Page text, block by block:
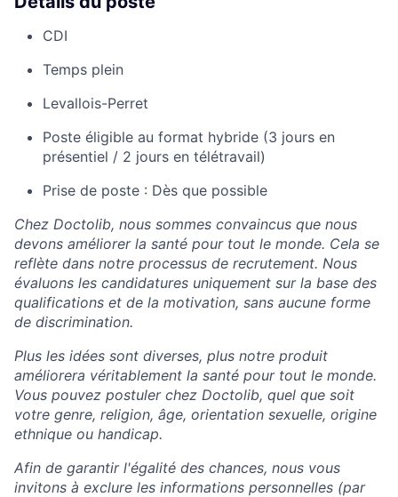
CDI
Temps plein
Levallois-Perret
Poste éligible au format hybride (3 jours en
présentiel / 2 jours en télétravail)
Prise de poste : Dès que possible
Chez Doctolib, nous sommes convaincus que nous
devons améliorer la santé pour tout le monde. Cela se
reflète dans notre processus de recrutement. Nous
évaluons les candidatures uniquement sur la base des
qualifications et de la motivation, sans aucune forme
de discrimination.
Plus les idées sont diverses, plus notre produit
améliorera véritablement la santé pour tout le monde.
Vous pouvez postuler chez Doctolib, quel que soit
votre genre, religion, âge, orientation sexuelle, origine
ethnique ou handicap.
Afin de garantir l'égalité des chances, nous vous
invitons à exclure les informations personnelles (par